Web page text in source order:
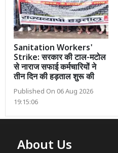
Sanitation Workers'
Strike: सरकार की टाल-मटोल
से नाराज सफाई कर्मचारियों ने
तीन दिन की हड़ताल शुरू की
Published On 06 Aug 2026
19:15:06
About Us